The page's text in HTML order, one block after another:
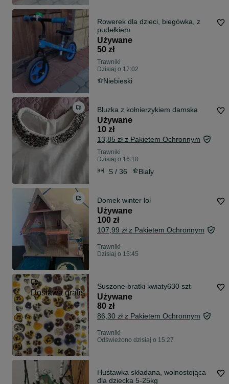
Rowerek dla dzieci, biegówka, z
pudełkiem
Używane
50 zł
Trawniki
Dzisiaj o 17:02
Niebieski
Bluzka z kołnierzykiem damska
Używane
10 zł
13,85 zł z Pakietem Ochronnym
Trawniki
Dzisiaj o 16:10
S / 36 Biały
Domek winter lol
Używane
100 zł
107,99 zł z Pakietem Ochronnym
Trawniki
Dzisiaj o 15:45
Dostawa gratis
Suszone bratki kwiaty630 szt
Używane
80 zł
86,30 zł z Pakietem Ochronnym
Trawniki
Odświeżono dzisiaj o 15:27
Huśtawka składana, wolnostojąca
dla dziecka 5-25kg